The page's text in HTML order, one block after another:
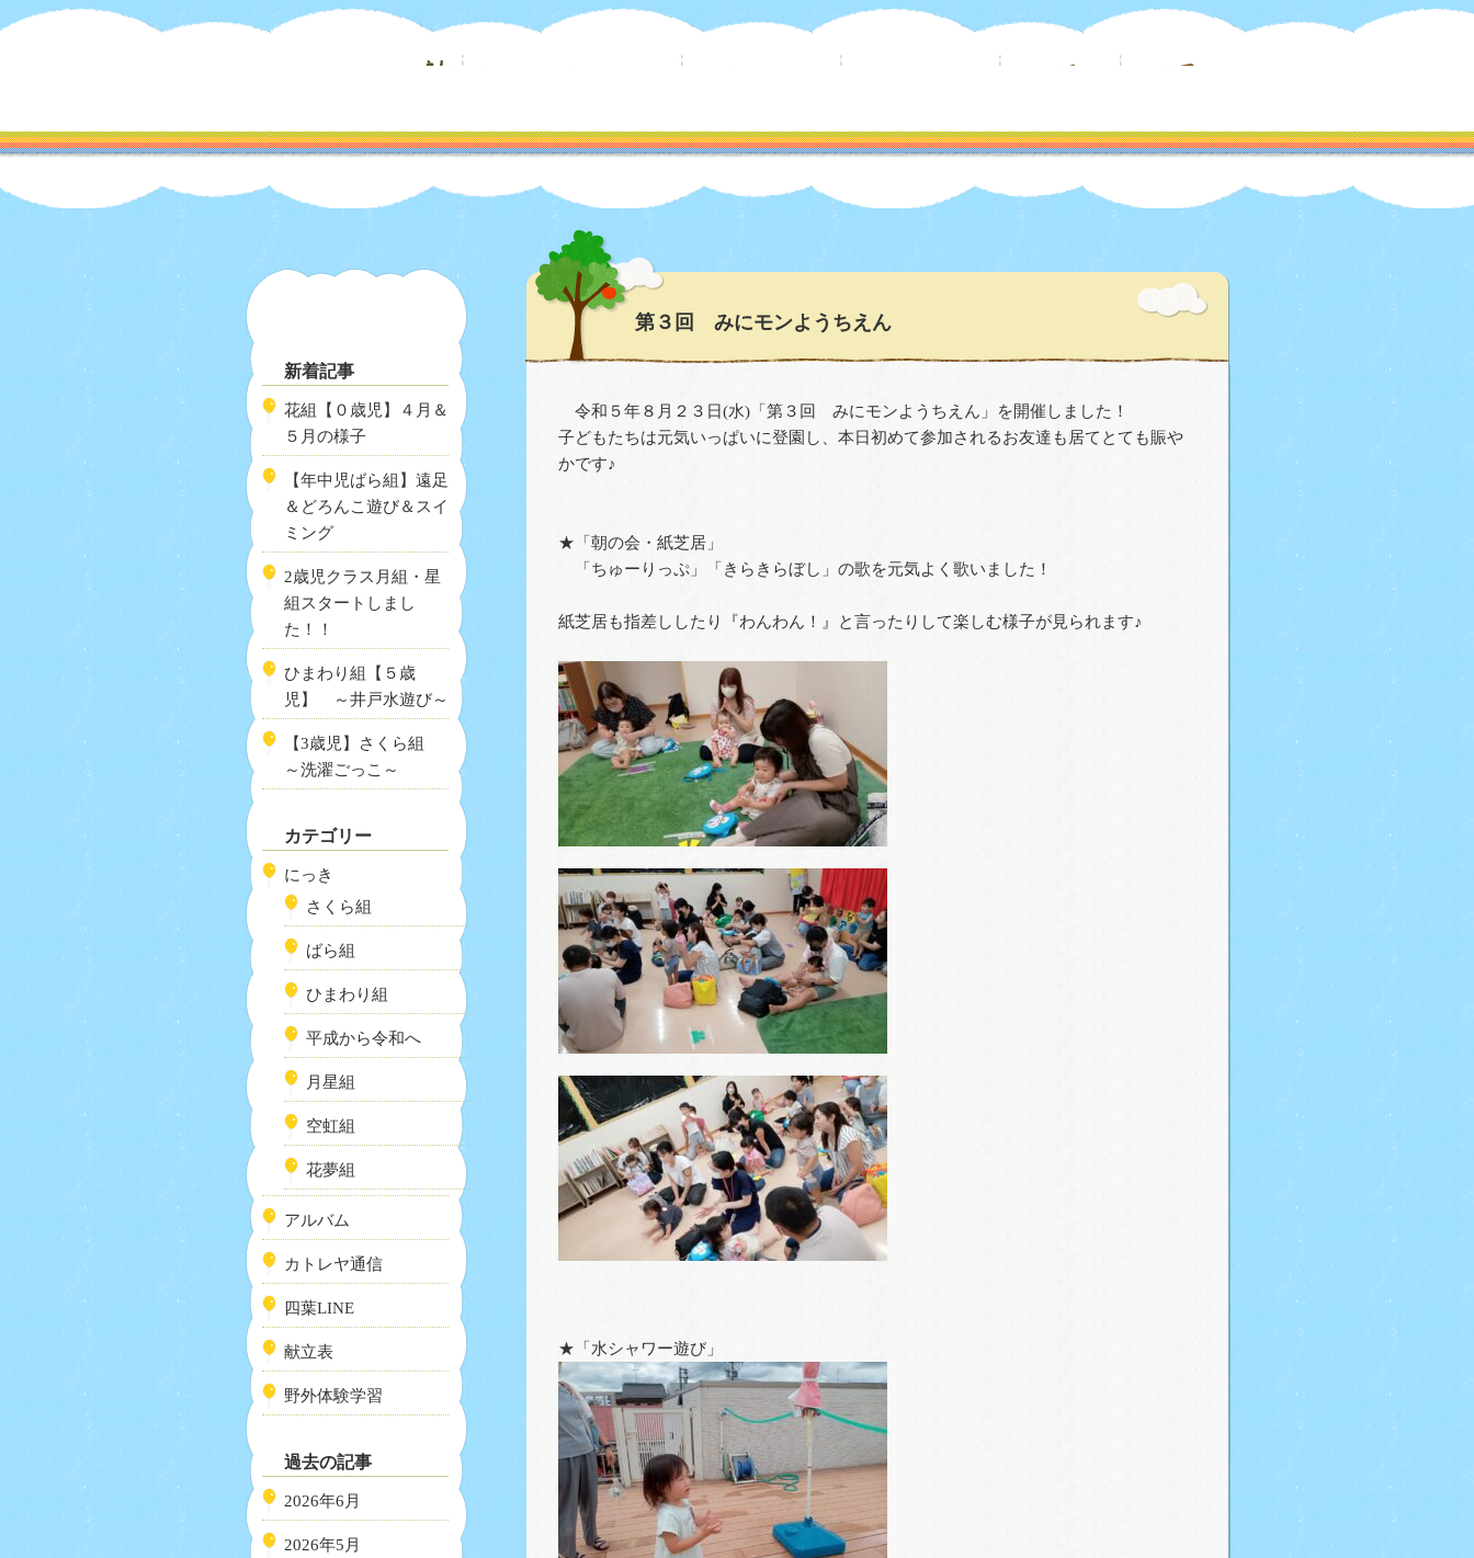
第３回 みにモンようちえん
令和５年８月２３日(水) 「第３回 みにモンようちえん」
を開催しました！
子どもたちは元気いっぱいに登園し、本日初めて参加されるお友達も居てとても賑や
かです♪
★「朝の会・紙芝居」
「ちゅーりっぷ」「きらきらぼし」の歌を元気よく歌いました！
紙芝居も指差ししたり『わんわん！』と言ったりして楽しむ様子が見られます♪
★「水シャワー遊び」
新着記事
花組【０歳児】４月＆
５月の様子
【年中児ばら組】遠足
＆どろんこ遊び＆スイ
ミング
2歳児クラス月組・星
組スタートしまし
た！！
ひまわり組【５歳
児】 ～井戸水遊び～
【3歳児】さくら組
～洗濯ごっこ～
カテゴリー
にっき
さくら組
ばら組
ひまわり組
平成から令和へ
月星組
空虹組
花夢組
アルバム
カトレヤ通信
四葉LINE
献立表
野外体験学習
過去の記事
2026年6月
2026年5月